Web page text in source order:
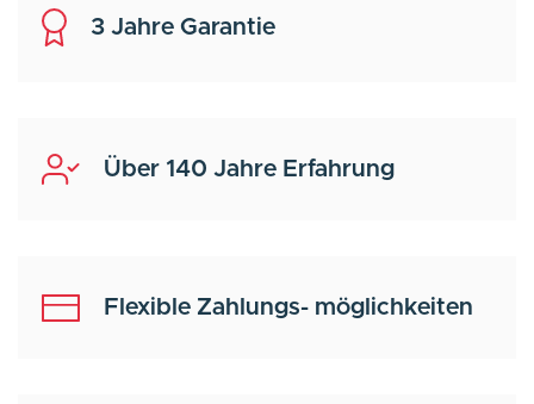
3 Jahre Garantie
Über 140 Jahre Erfahrung
Flexible Zahlungs- möglichkeiten